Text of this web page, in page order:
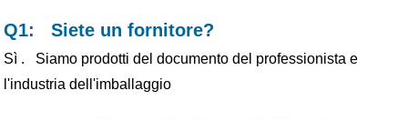
Q1: Siete un fornitore?
Sì . Siamo prodotti del documento del professionista e
l'industria dell'imballaggio